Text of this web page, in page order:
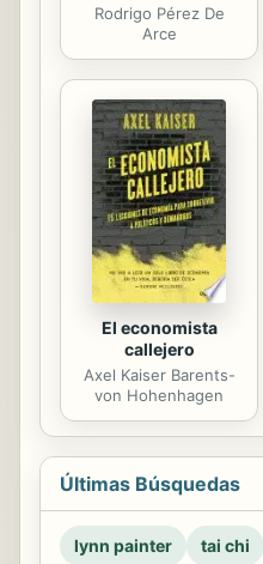
Rodrigo Pérez De
Arce
El economista
callejero
Axel Kaiser Barents-
von Hohenhagen
Últimas Búsquedas
lynn painter
tai chi